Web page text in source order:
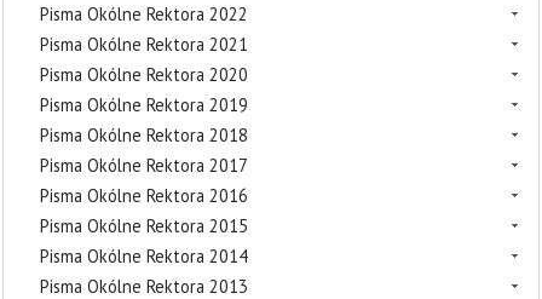
Pisma Okólne Rektora 2022
Pisma Okólne Rektora 2021
Pisma Okólne Rektora 2020
Pisma Okólne Rektora 2019
Pisma Okólne Rektora 2018
Pisma Okólne Rektora 2017
Pisma Okólne Rektora 2016
Pisma Okólne Rektora 2015
Pisma Okólne Rektora 2014
Pisma Okólne Rektora 2013